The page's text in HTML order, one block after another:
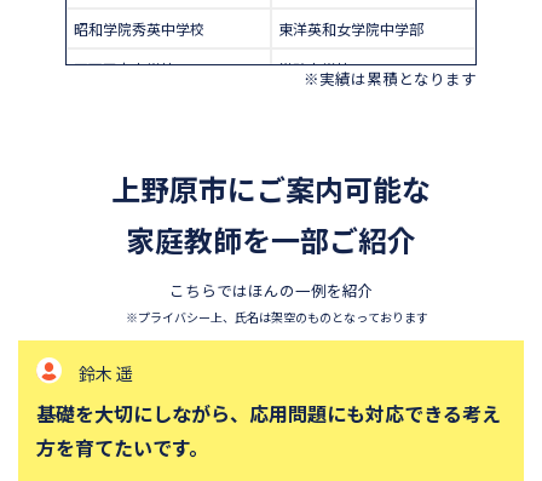
昭和学院秀英中学校
東洋英和女学院中学部
四天王寺中学校
巣鴨中学校
東邦大学付属東邦中学校
須磨学園中学校
北嶺中学校
白百合学園中学校
東京農業大学第一高等学校中
立教新座中学校
桐朋中学校
東京都市大学付属中学校
三田国際科学学園中学校
青山学院中等部
※実績は累積となります
上野原市にご案内可能な
家庭教師を一部ご紹介
こちらではほんの一例を紹介
※プライバシー上、氏名は架空のものとなっております
鈴木 遥
基礎を大切にしながら、応用問題にも対応できる考え
方を育てたいです。